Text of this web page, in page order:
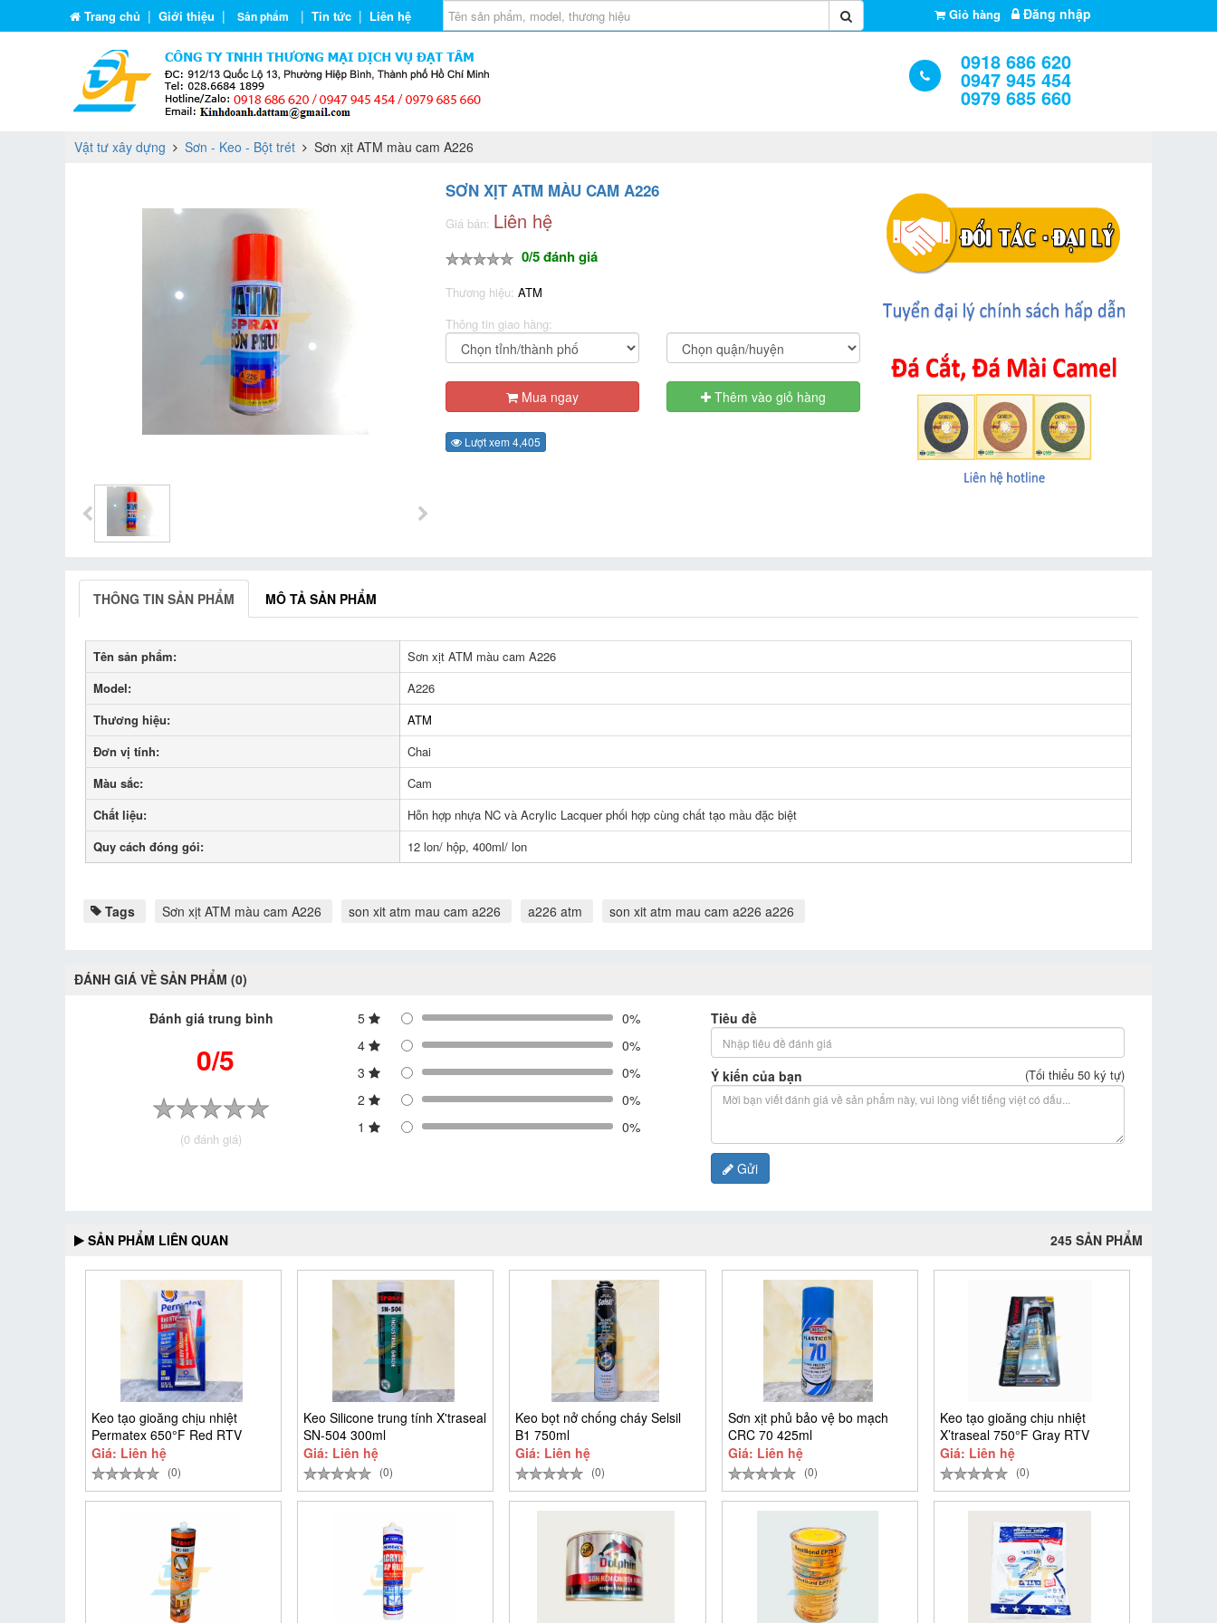
Trang chủ | Giới thiệu | Sản phẩm | Tin tức | Liên hệ Giỏ hàng Đăng nhập
0918 686 620
0947 945 454
0979 685 660
Vật tư xây dựng Sơn - Keo - Bột trét Sơn xịt ATM màu cam A226
SƠN XỊT ATM MÀU CAM A226
Giá bán: Liên hệ
0/5 đánh giá
Thương hiệu: ATM
Thông tin giao hàng:
Mua ngay Thêm vào giỏ hàng
Lượt xem 4,405
THÔNG TIN SẢN PHẨM MÔ TẢ SẢN PHẨM
Tên sản phẩm:
Sơn xịt ATM màu cam A226
Model:
A226
Thương hiệu:
ATM
Đơn vị tính:
Chai
Màu sắc:
Cam
Chất liệu:
Hỗn hợp nhựa NC và Acrylic Lacquer phối hợp cùng chất tạo mầu đặc biệt
Quy cách đóng gói:
12 lon/ hộp, 400ml/ lon
Tags Sơn xịt ATM màu cam A226 son xit atm mau cam a226 a226 atm son xit atm mau cam a226 a226
ĐÁNH GIÁ VỀ SẢN PHẨM (0)
Đánh giá trung bình
0/5
(0 đánh giá)
5
0%
4
0%
3
0%
2
0%
1
0%
Tiêu đề
Ý kiến của bạn (Tối thiểu 50 ký tự)
Gửi
SẢN PHẨM LIÊN QUAN 245 SẢN PHẨM
Keo tạo gioăng chịu nhiệt
Permatex 650°F Red RTV
Giá: Liên hệ
(0)
Keo Silicone trung tính X'traseal
SN-504 300ml
Giá: Liên hệ
(0)
Keo bọt nở chống cháy Selsil
B1 750ml
Giá: Liên hệ
(0)
Sơn xịt phủ bảo vệ bo mạch
CRC 70 425ml
Giá: Liên hệ
(0)
Keo tạo gioăng chịu nhiệt
X’traseal 750°F Gray RTV
Giá: Liên hệ
(0)